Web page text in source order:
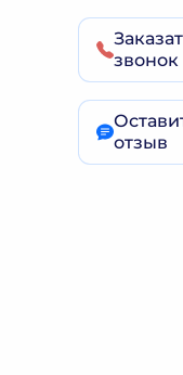
звонок
отзыв